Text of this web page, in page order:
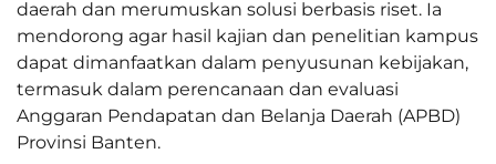
daerah dan merumuskan solusi berbasis riset. Ia
mendorong agar hasil kajian dan penelitian kampus
dapat dimanfaatkan dalam penyusunan kebijakan,
termasuk dalam perencanaan dan evaluasi
Anggaran Pendapatan dan Belanja Daerah (APBD)
Provinsi Banten.